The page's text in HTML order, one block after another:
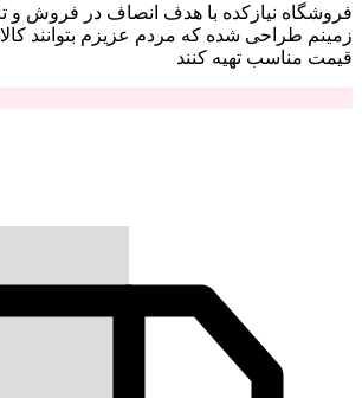
فروشگاه نیازکده با هدف انصاف در فروش و
زمینم طراحی شده که مردم عزیزم بتوانند
قیمت مناسب تهیه کنند